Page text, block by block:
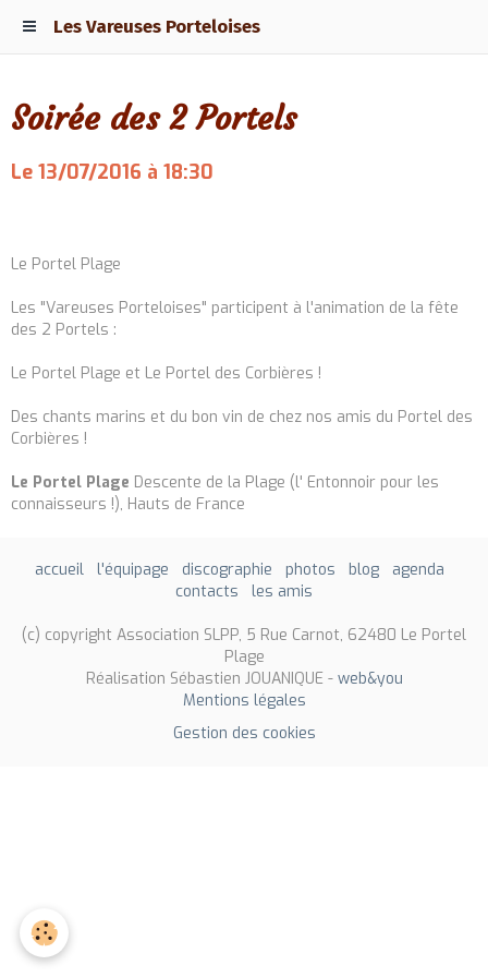
Les Vareuses Porteloises
Soirée des 2 Portels
Le 13/07/2016 à 18:30
Le Portel Plage
Les "Vareuses Porteloises" participent à l'animation de la fête
des 2 Portels :
Le Portel Plage et Le Portel des Corbières !
Des chants marins et du bon vin de chez nos amis du Portel des
Corbières !
Le Portel Plage Descente de la Plage (l' Entonnoir pour les
connaisseurs !), Hauts de France
accueil l'équipage discographie photos blog
agenda
contacts
les amis
(c) copyright Association SLPP, 5 Rue Carnot, 62480 Le Portel
Plage
Réalisation Sébastien JOUANIQUE - web&you
Mentions légales
Gestion des cookies